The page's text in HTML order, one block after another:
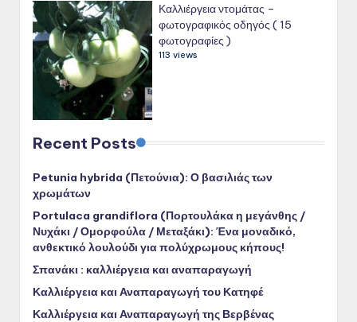
Καλλιέργεια ντομάτας –
φωτογραφικός οδηγός ( 15
φωτογραφίες )
113 views
Recent Posts
Petunia hybrida (Πετούνια): Ο βασιλιάς των
χρωμάτων
Portulaca grandiflora (Πορτουλάκα η μεγάνθης /
Νυχάκι / Ομορφούλα / Μεταξάκι): Ένα μοναδικό,
ανθεκτικό λουλούδι για πολύχρωμους κήπους!
Σπανάκι : καλλιέργεια και αναπαραγωγή
Καλλιέργεια και Αναπαραγωγή του Κατηφέ
Καλλιέργεια και Αναπαραγωγή της Βερβένας